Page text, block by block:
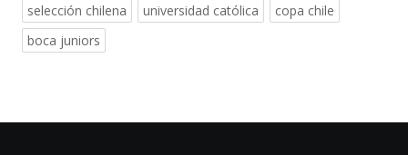
selección chilena
universidad católica
copa chile
boca juniors